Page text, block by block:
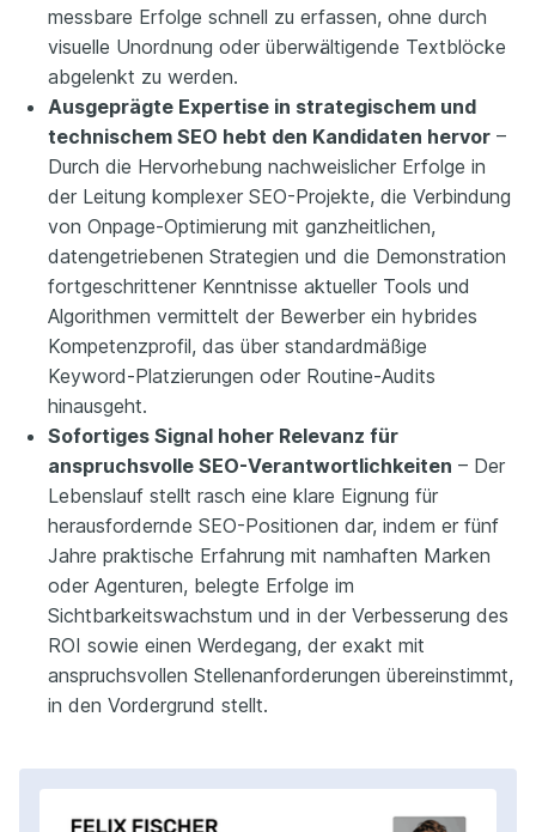
messbare Erfolge schnell zu erfassen, ohne durch
visuelle Unordnung oder überwältigende Textblöcke
abgelenkt zu werden.
Ausgeprägte Expertise in strategischem und
technischem SEO hebt den Kandidaten hervor –
Durch die Hervorhebung nachweislicher Erfolge in
der Leitung komplexer SEO-Projekte, die Verbindung
von Onpage-Optimierung mit ganzheitlichen,
datengetriebenen Strategien und die Demonstration
fortgeschrittener Kenntnisse aktueller Tools und
Algorithmen vermittelt der Bewerber ein hybrides
Kompetenzprofil, das über standardmäßige
Keyword-Platzierungen oder Routine-Audits
hinausgeht.
Sofortiges Signal hoher Relevanz für
anspruchsvolle SEO-Verantwortlichkeiten – Der
Lebenslauf stellt rasch eine klare Eignung für
herausfordernde SEO-Positionen dar, indem er fünf
Jahre praktische Erfahrung mit namhaften Marken
oder Agenturen, belegte Erfolge im
Sichtbarkeitswachstum und in der Verbesserung des
ROI sowie einen Werdegang, der exakt mit
anspruchsvollen Stellenanforderungen übereinstimmt,
in den Vordergrund stellt.